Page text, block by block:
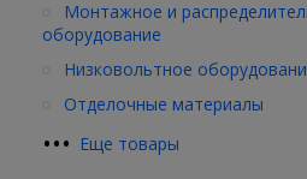
••• Еще товары
Монтажное и
оборудование
Низковольтное
Отделочные материалы